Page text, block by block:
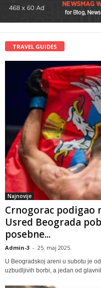
TRAVEL GUIDES
Najnovije
Crnogorac podigao
Usred Beograda
posebne...
Admin-3 - 25. maj 2025.
U Beogradskoj areni u subotu je
uzbudljivih borbi, a jedan od